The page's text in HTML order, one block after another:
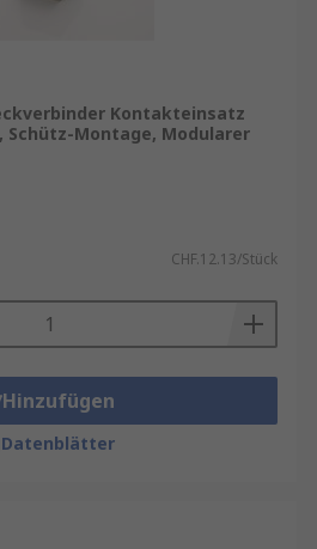
Kontakteinsatz
Schütz-Montage, Modularer
CHF.12.13/Stück
Hinzufügen
Datenblätter